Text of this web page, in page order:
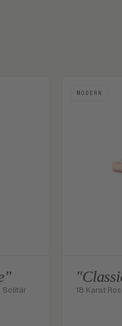
Solitär
MODERN
18 Karat